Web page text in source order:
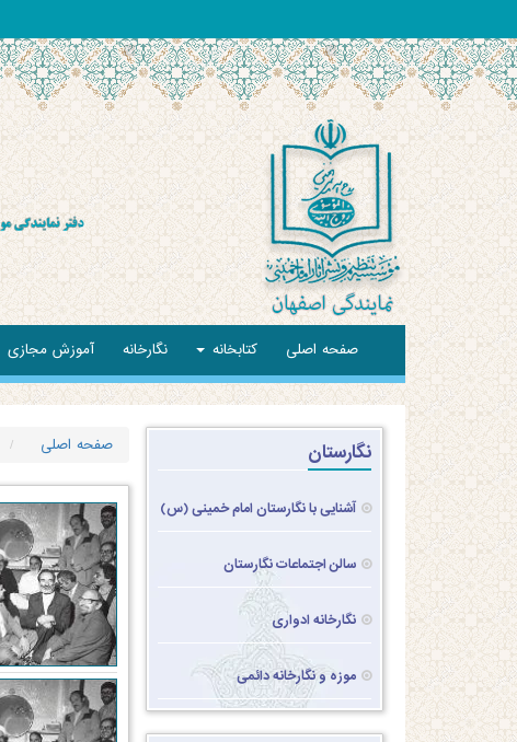
صفحه اصلی کتابخانه نگارخانه آموزش مجازی
نگارستان
آشنایی با نگارستان امام خمینی (س)
سالن اجتماعات نگارستان
نگارخانه ادواری
موزه و نگارخانه دائمی
صفحه اصلی